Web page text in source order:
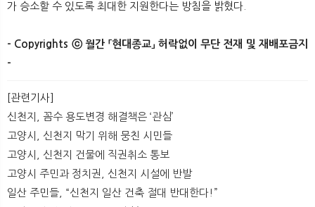
가 승소할 수 있도록 최대한 지원한다는 방침을 밝혔다.
- Copyrights ⓒ 월간 「현대종교」 허락없이 무단 전재 및 재배포금지
-​​​
[관련기사]
신천지, 꼼수 용도변경 해결책은 ‘관심’
고양시, 신천지 막기 위해 뭉친 시민들
고양시, 신천지 건물에 직권취소 통보
고양시 주민과 정치권, 신천지 시설에 반발
일산 주민들, “신천지 일산 건축 절대 반대한다!”